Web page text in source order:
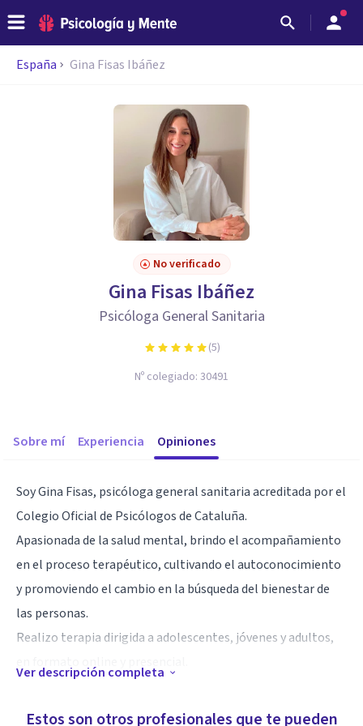
España Gina Fisas Ibáñez
No verificado
Gina Fisas Ibáñez
Psicóloga General Sanitaria
(5)
Nº colegiado: 30491
Sobre mí Experiencia Opiniones
Soy Gina Fisas, psicóloga general sanitaria acreditada por el
Colegio Oficial de Psicólogos de Cataluña.
Apasionada de la salud mental, brindo el acompañamiento
en el proceso terapéutico, cultivando el autoconocimiento
y promoviendo el cambio en la búsqueda del bienestar de
las personas.
Realizo terapia dirigida a adolescentes, jóvenes y adultos,
Ver descripción completa
Estos son otros profesionales que te pueden